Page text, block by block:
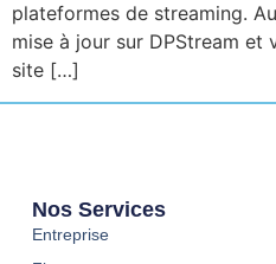
plateformes de streaming.
mise à jour sur DPStream
site […]
Nos Services
Entreprise